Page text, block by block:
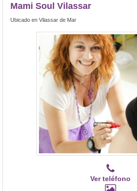
Mami Soul Vilassar
Ubicado en Vilassar de Mar
Ver teléfono